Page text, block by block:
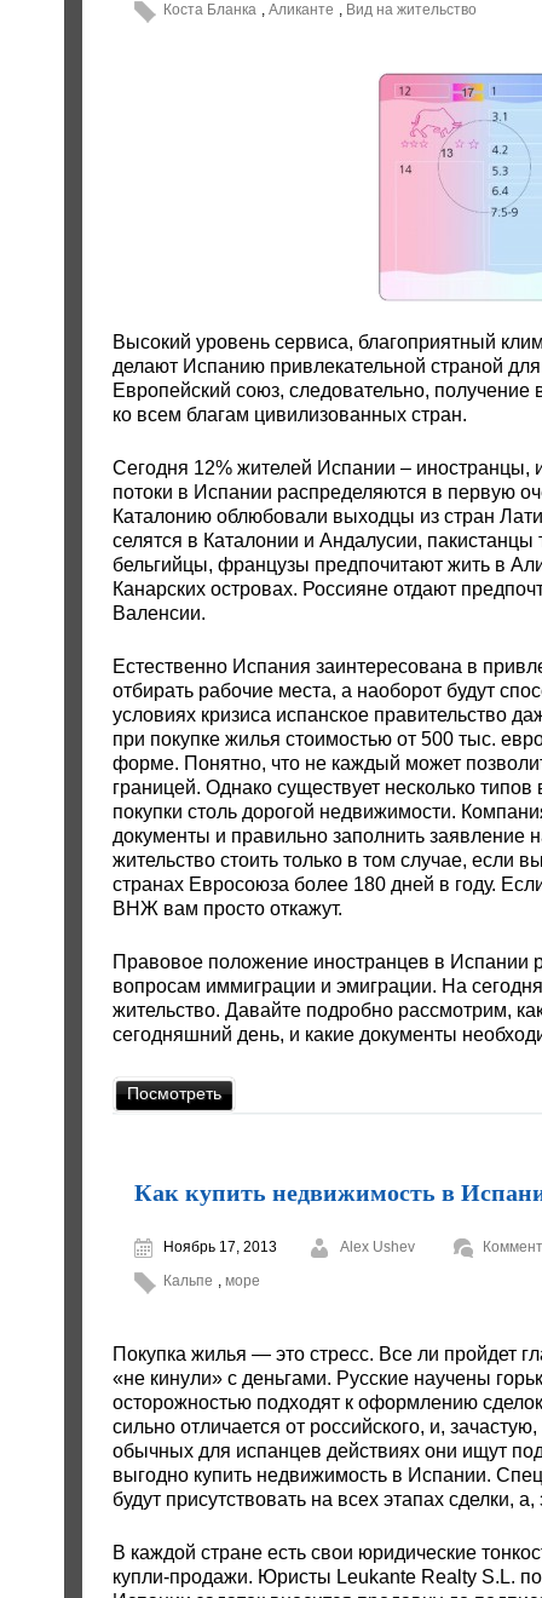
Коста Бланка , Аликанте , Вид на жительство
Высокий уровень сервиса, благоприятный
делают Испанию привлекательной страной
Европейский союз, следовательно, получение
ко всем благам цивилизованных стран.
Сегодня 12% жителей Испании –
потоки в Испании распределяются в первую
Каталонию облюбовали выходцы из стран
селятся в Каталонии и Андалусии,
бельгийцы, французы предпочитают жить в
Канарских островах. Россияне отдают
Валенсии.
Естественно Испания заинтересована в
отбирать рабочие места, а наоборот будут
условиях кризиса испанское правительство
при покупке жилья стоимостью от 500 тыс.
форме. Понятно, что не каждый может
границей. Однако существует несколько
покупки столь дорогой недвижимости.
документы и правильно заполнить заявление
жительство стоить только в том случае, если
странах Евросоюза более 180 дней в году.
ВНЖ вам просто откажут.
Правовое положение иностранцев в Испании
вопросам иммиграции и эмиграции. На
жительство. Давайте подробно рассмотрим,
сегодняшний день, и какие документы
Посмотреть
Как купить недвижимость в
Ноябрь 17, 2013 Alex Ushev
Кальпе , море
Покупка жилья — это стресс. Все ли пройдет
«не кинули» с деньгами. Русские научены
осторожностью подходят к оформлению
сильно отличается от российского, и,
обычных для испанцев действиях они ищут
выгодно купить недвижимость в Испании.
будут присутствовать на всех этапах сделки,
В каждой стране есть свои юридические
купли-продажи. Юристы Leukante Realty S.L.